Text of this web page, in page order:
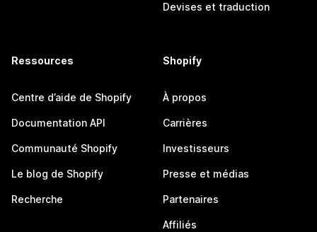
Devises et traduction
Ressources
Centre d’aide de Shopify
Documentation API
Communauté Shopify
Le blog de Shopify
Recherche
Shopify
À propos
Carrières
Investisseurs
Presse et médias
Partenaires
Affiliés